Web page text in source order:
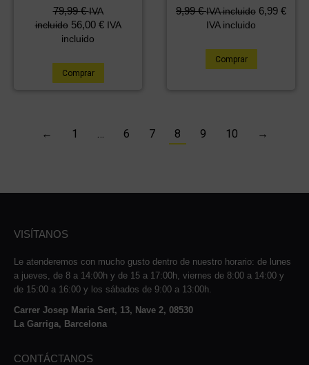
79,99€ IVA
incluido 56,00 € IVA
incluido
Comprar
9,99€ IVA incluido 6,99 €
IVA incluido
Comprar
← 1 … 6 7 8 9 10 →
VISÍTANOS
Le atenderemos con mucho gusto dentro de nuestro horario: de lunes
a jueves, de 8 a 14:00h y de 15 a 17:00h, viernes de 8:00 a 14:00 y
de 15:00 a 16:00 y los sábados de 9:00 a 13:00h.
Carrer Josep Maria Sert, 13, Nave 2, 08530
La Garriga, Barcelona
CONTÁCTANOS